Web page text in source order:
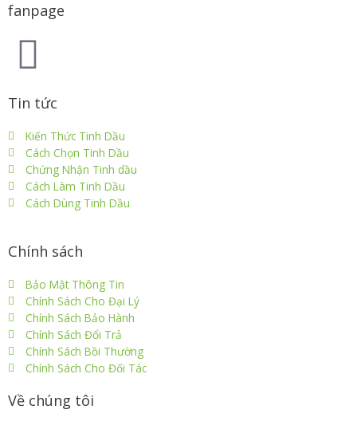
fanpage
Tin tức
Kiến Thức Tinh Dầu
Cách Chọn Tinh Dầu
Chứng Nhận Tinh dầu
Cách Làm Tinh Dầu
Cách Dùng Tinh Dầu
Chính sách
Bảo Mật Thông Tin
Chính Sách Cho Đại Lý
Chính Sách Bảo Hành
Chính Sách Đổi Trả
Chính Sách Bồi Thường
Chính Sách Cho Đối Tác
Về chúng tôi